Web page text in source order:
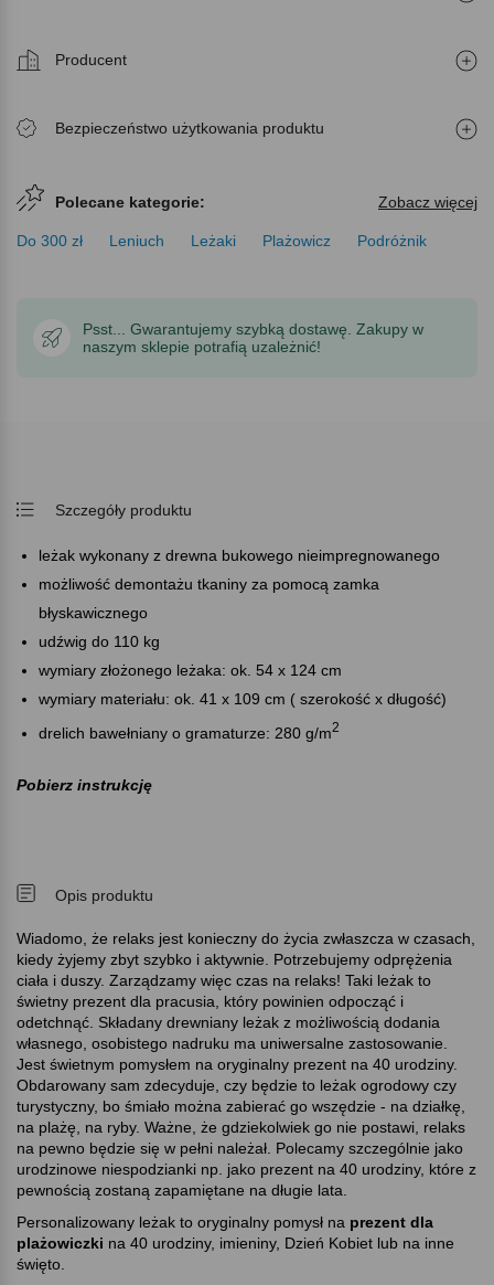
Producent
Bezpieczeństwo użytkowania produktu
Polecane kategorie: Zobacz więcej
Do 300 zł Leniuch Leżaki Plażowicz Podróżnik
Psst... Gwarantujemy szybką dostawę. Zakupy w
naszym sklepie potrafią uzależnić!
Szczegóły produktu
leżak wykonany z drewna bukowego nieimpregnowanego
możliwość demontażu tkaniny za pomocą zamka
błyskawicznego
udźwig do 110 kg
wymiary złożonego leżaka: ok. 54 x 124 cm
wymiary materiału: ok. 41 x 109 cm ( szerokość x długość)
drelich bawełniany o gramaturze: 280 g/m2
Pobierz instrukcję
Opis produktu
Wiadomo, że relaks jest konieczny do życia zwłaszcza w czasach,
kiedy żyjemy zbyt szybko i aktywnie. Potrzebujemy odprężenia
ciała i duszy. Zarządzamy więc czas na relaks! Taki leżak to
świetny prezent dla pracusia, który powinien odpocząć i
odetchnąć. Składany drewniany leżak z możliwością dodania
własnego, osobistego nadruku ma uniwersalne zastosowanie.
Jest świetnym pomysłem na oryginalny prezent na 40 urodziny.
Obdarowany sam zdecyduje, czy będzie to leżak ogrodowy czy
turystyczny, bo śmiało można zabierać go wszędzie - na działkę,
na plażę, na ryby. Ważne, że gdziekolwiek go nie postawi, relaks
na pewno będzie się w pełni należał. Polecamy szczególnie jako
urodzinowe niespodzianki np. jako prezent na 40 urodziny, które z
pewnością zostaną zapamiętane na długie lata.
Personalizowany leżak to oryginalny pomysł na prezent dla
plażowiczki na 40 urodziny, imieniny, Dzień Kobiet lub na inne
święto.